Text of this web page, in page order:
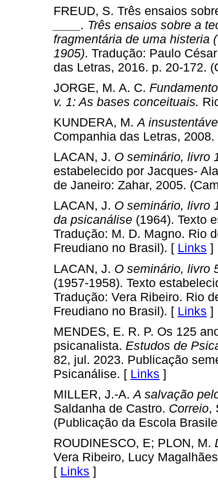
FREUD, S. Três ensaios
____. Três ensaios sobre a
fragmentária de uma histeria
1905). Tradução: Paulo
das Letras, 2016. p. 20-172.
JORGE, M. A. C.
v. 1: As bases conceituais.
KUNDERA, M.A
Companhia das Letras,
LACAN, J. O seminário, livro
estabelecido por Jacques-
de Janeiro: Zahar, 2005.
LACAN, J. O seminário, livro
da psicanálise (1964). Texto
Tradução: M. D. Magno. Rio
Freudiano no Brasil). [ Links ]
LACAN, J. O seminário, livro
(1957-1958). Texto
Tradução: Vera Ribeiro. Rio
Freudiano no Brasil). [ Links ]
MENDES, E. R. P. Os 125
psicanalista. Estudos de
82, jul. 2023. Publicação
Psicanálise. [ Links ]
MILLER, J.-A.A salvação
Saldanha de Castro. Correio,
(Publicação da Escola
ROUDINESCO, E; PLON, M.
Vera Ribeiro, Lucy
[ Links ]